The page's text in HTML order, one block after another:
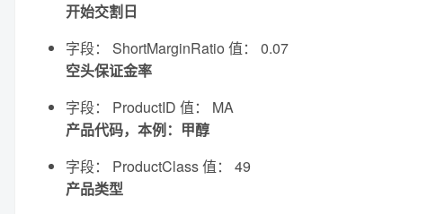
开始交割日
字段： ShortMarginRatio 值： 0.07
空头保证金率
字段： ProductID 值： MA
产品代码，本例：甲醇
字段： ProductClass 值： 49
产品类型